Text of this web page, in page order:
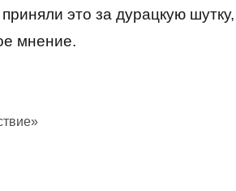
это за дурацкую шутку,
мнение.